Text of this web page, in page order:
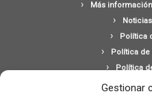
Gestionar
Más
Política
Política de
Política
Ponte en